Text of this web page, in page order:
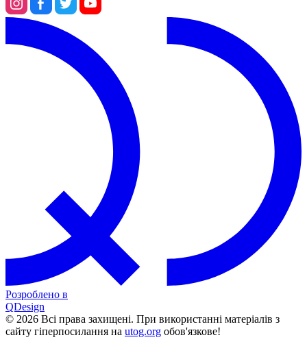
Розроблено в
QDesign
© 2026 Всі права захищені. При використанні матеріалів з
сайту гіперпосилання на utog.org обов'язкове!